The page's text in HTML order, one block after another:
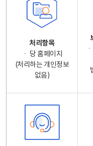
처리항목
ㆍ 당 홈페이지
(처리하는 개인정보
없음)